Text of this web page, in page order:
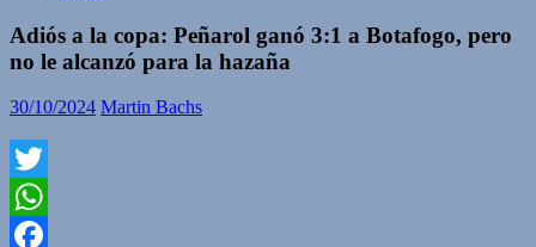
Adiós a la copa: Peñarol ganó 3:1 a Botafogo, pero
no le alcanzó para la hazaña
30/10/2024 Martin Bachs
Twitter
WhatsApp